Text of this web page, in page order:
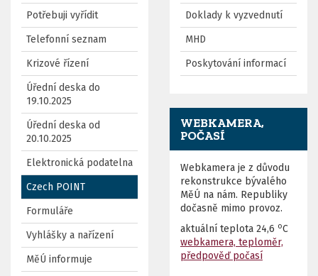
Potřebuji vyřídit
Telefonní seznam
Krizové řízení
Úřední deska do
19.10.2025
Úřední deska od
20.10.2025
Elektronická podatelna
Czech POINT
Formuláře
Vyhlášky a nařízení
MěÚ informuje
Doklady k vyzvednutí
MHD
Poskytování informací
WEBKAMERA,
POČASÍ
Webkamera je z důvodu
rekonstrukce bývalého
MěÚ na nám. Republiky
dočasně mimo provoz.
aktuální teplota 24,6 oC
webkamera, teploměr,
předpověď počasí